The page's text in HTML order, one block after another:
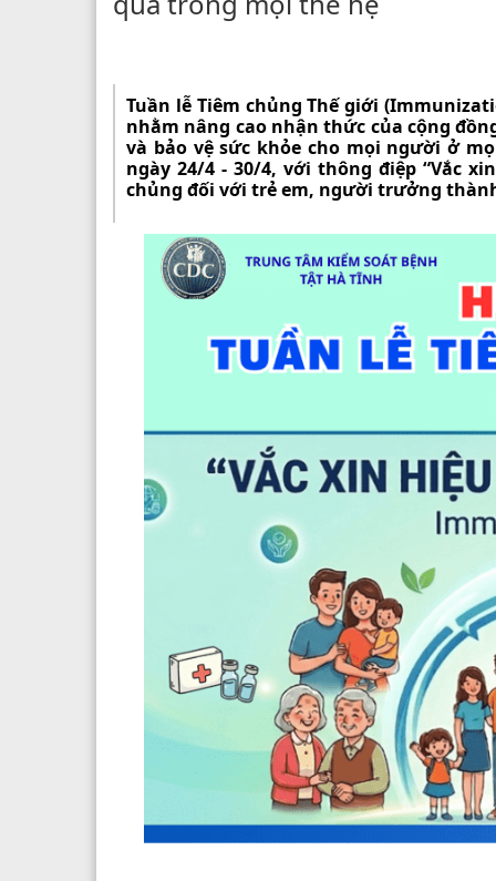
Tuần lễ Tiêm chủng Thế giới
nhằm nâng cao nhận thức của cộng
và bảo vệ sức khỏe cho mọi người ở
ngày 24/4 - 30/4, với thông điệp “Vắc
chủng đối với trẻ em, người trưởng